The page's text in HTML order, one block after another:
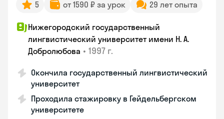
5 от 1590 ₽ за урок 29 лет опыта
Нижегородский государственный
лингвистический университет имени Н. А.
Добролюбова • 1997 г.
Окончила государственный лингвистический
университет
Проходила стажировку в Гейдельбергском
университете